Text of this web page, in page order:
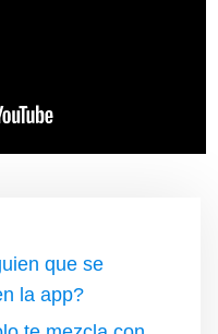
que se
la app?